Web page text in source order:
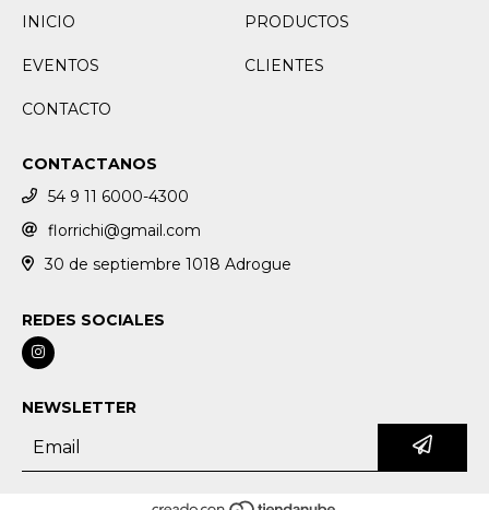
INICIO
PRODUCTOS
EVENTOS CLIENTES
CONTACTO
CONTACTANOS
54 9 11 6000-4300
florrichi@gmail.com
30 de septiembre 1018 Adrogue
REDES SOCIALES
NEWSLETTER